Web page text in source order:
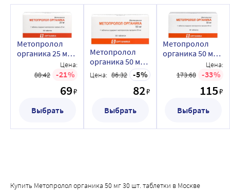
Метопролол
органика 25 мг
60 шт. таблетки
Цена:
88.42
21
69₽
Выбрать
Метопролол
органика 50 мг
30 шт. таблетки
Цена: 86.32 5
82₽
Выбрать
Метопролол
органика 50 мг
60 шт. таблетки
Цена:
173.68
33
115₽
Выбрать
Купить Метопролол органика 50 мг 30 шт. таблетки в Москве